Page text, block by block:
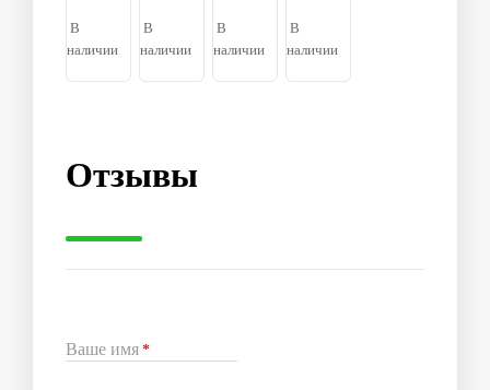
В
наличии
В
наличии
В
наличии
В
наличии
Отзывы
Ваше имя*